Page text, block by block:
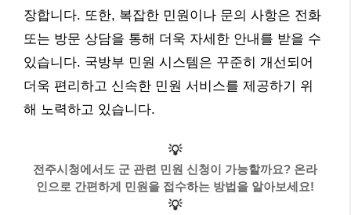
장합니다. 또한, 복잡한 민원이나 문의 사항은 전화
또는 방문 상담을 통해 더욱 자세한 안내를 받을 수
있습니다. 국방부 민원 시스템은 꾸준히 개선되어
더욱 편리하고 신속한 민원 서비스를 제공하기 위
해 노력하고 있습니다.
💡
전주시청에서도 군 관련 민원 신청이 가능할까요? 온라
인으로 간편하게 민원을 접수하는 방법을 알아보세요!
💡